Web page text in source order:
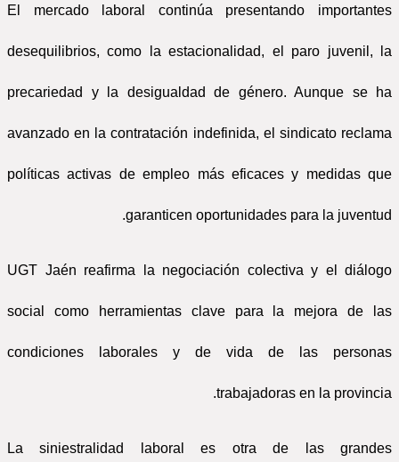
El mercado laboral continúa presentando importantes
desequilibrios, como la estacionalidad, el paro juvenil, la
precariedad y la desigualdad de género. Aunque se ha
avanzado en la contratación indefinida, el sindicato reclama
políticas activas de empleo más eficaces y medidas que
garanticen oportunidades para la juventud.
UGT Jaén reafirma la negociación colectiva y el diálogo
social como herramientas clave para la mejora de las
condiciones laborales y de vida de las personas
trabajadoras en la provincia.
La siniestralidad laboral es otra de las grandes